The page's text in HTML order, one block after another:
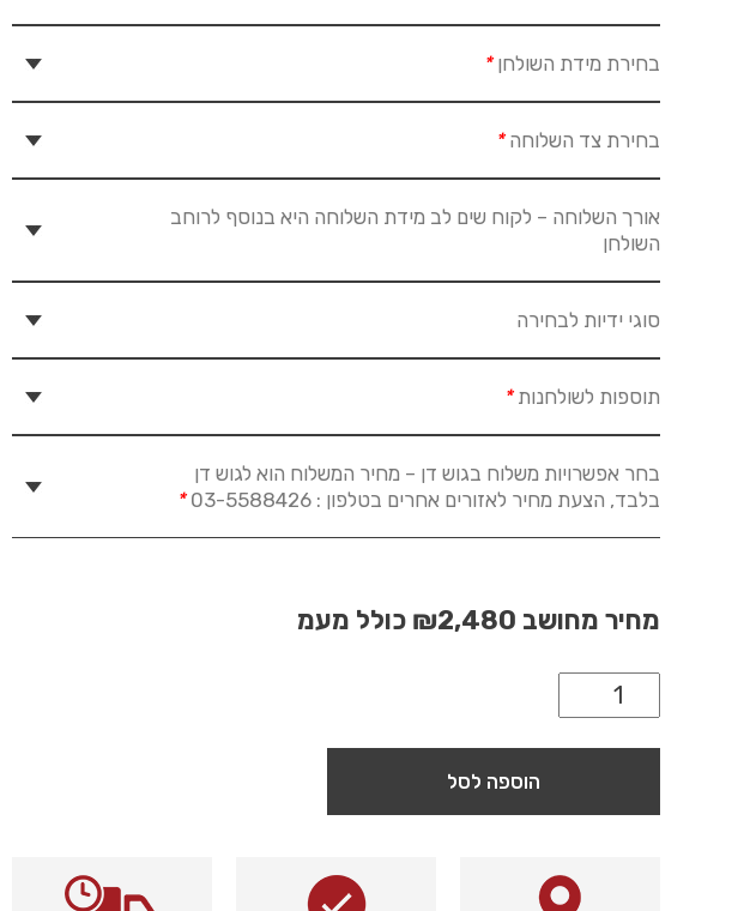
בחירת מידת השולחן*
בחירת צד השלוחה*
אורך השלוחה – לקוח שים לב מידת השלוחה היא בנוסף לרוחב
השולחן
סוגי ידיות לבחירה
תוספות לשולחנות*
בחר אפשרויות משלוח בגוש דן – מחיר המשלוח הוא לגוש דן
בלבד, הצעת מחיר לאזורים אחרים בטלפון : 03-5588426
*
מחיר מחושב ₪2,480 כולל מעמ
הוספה לסל